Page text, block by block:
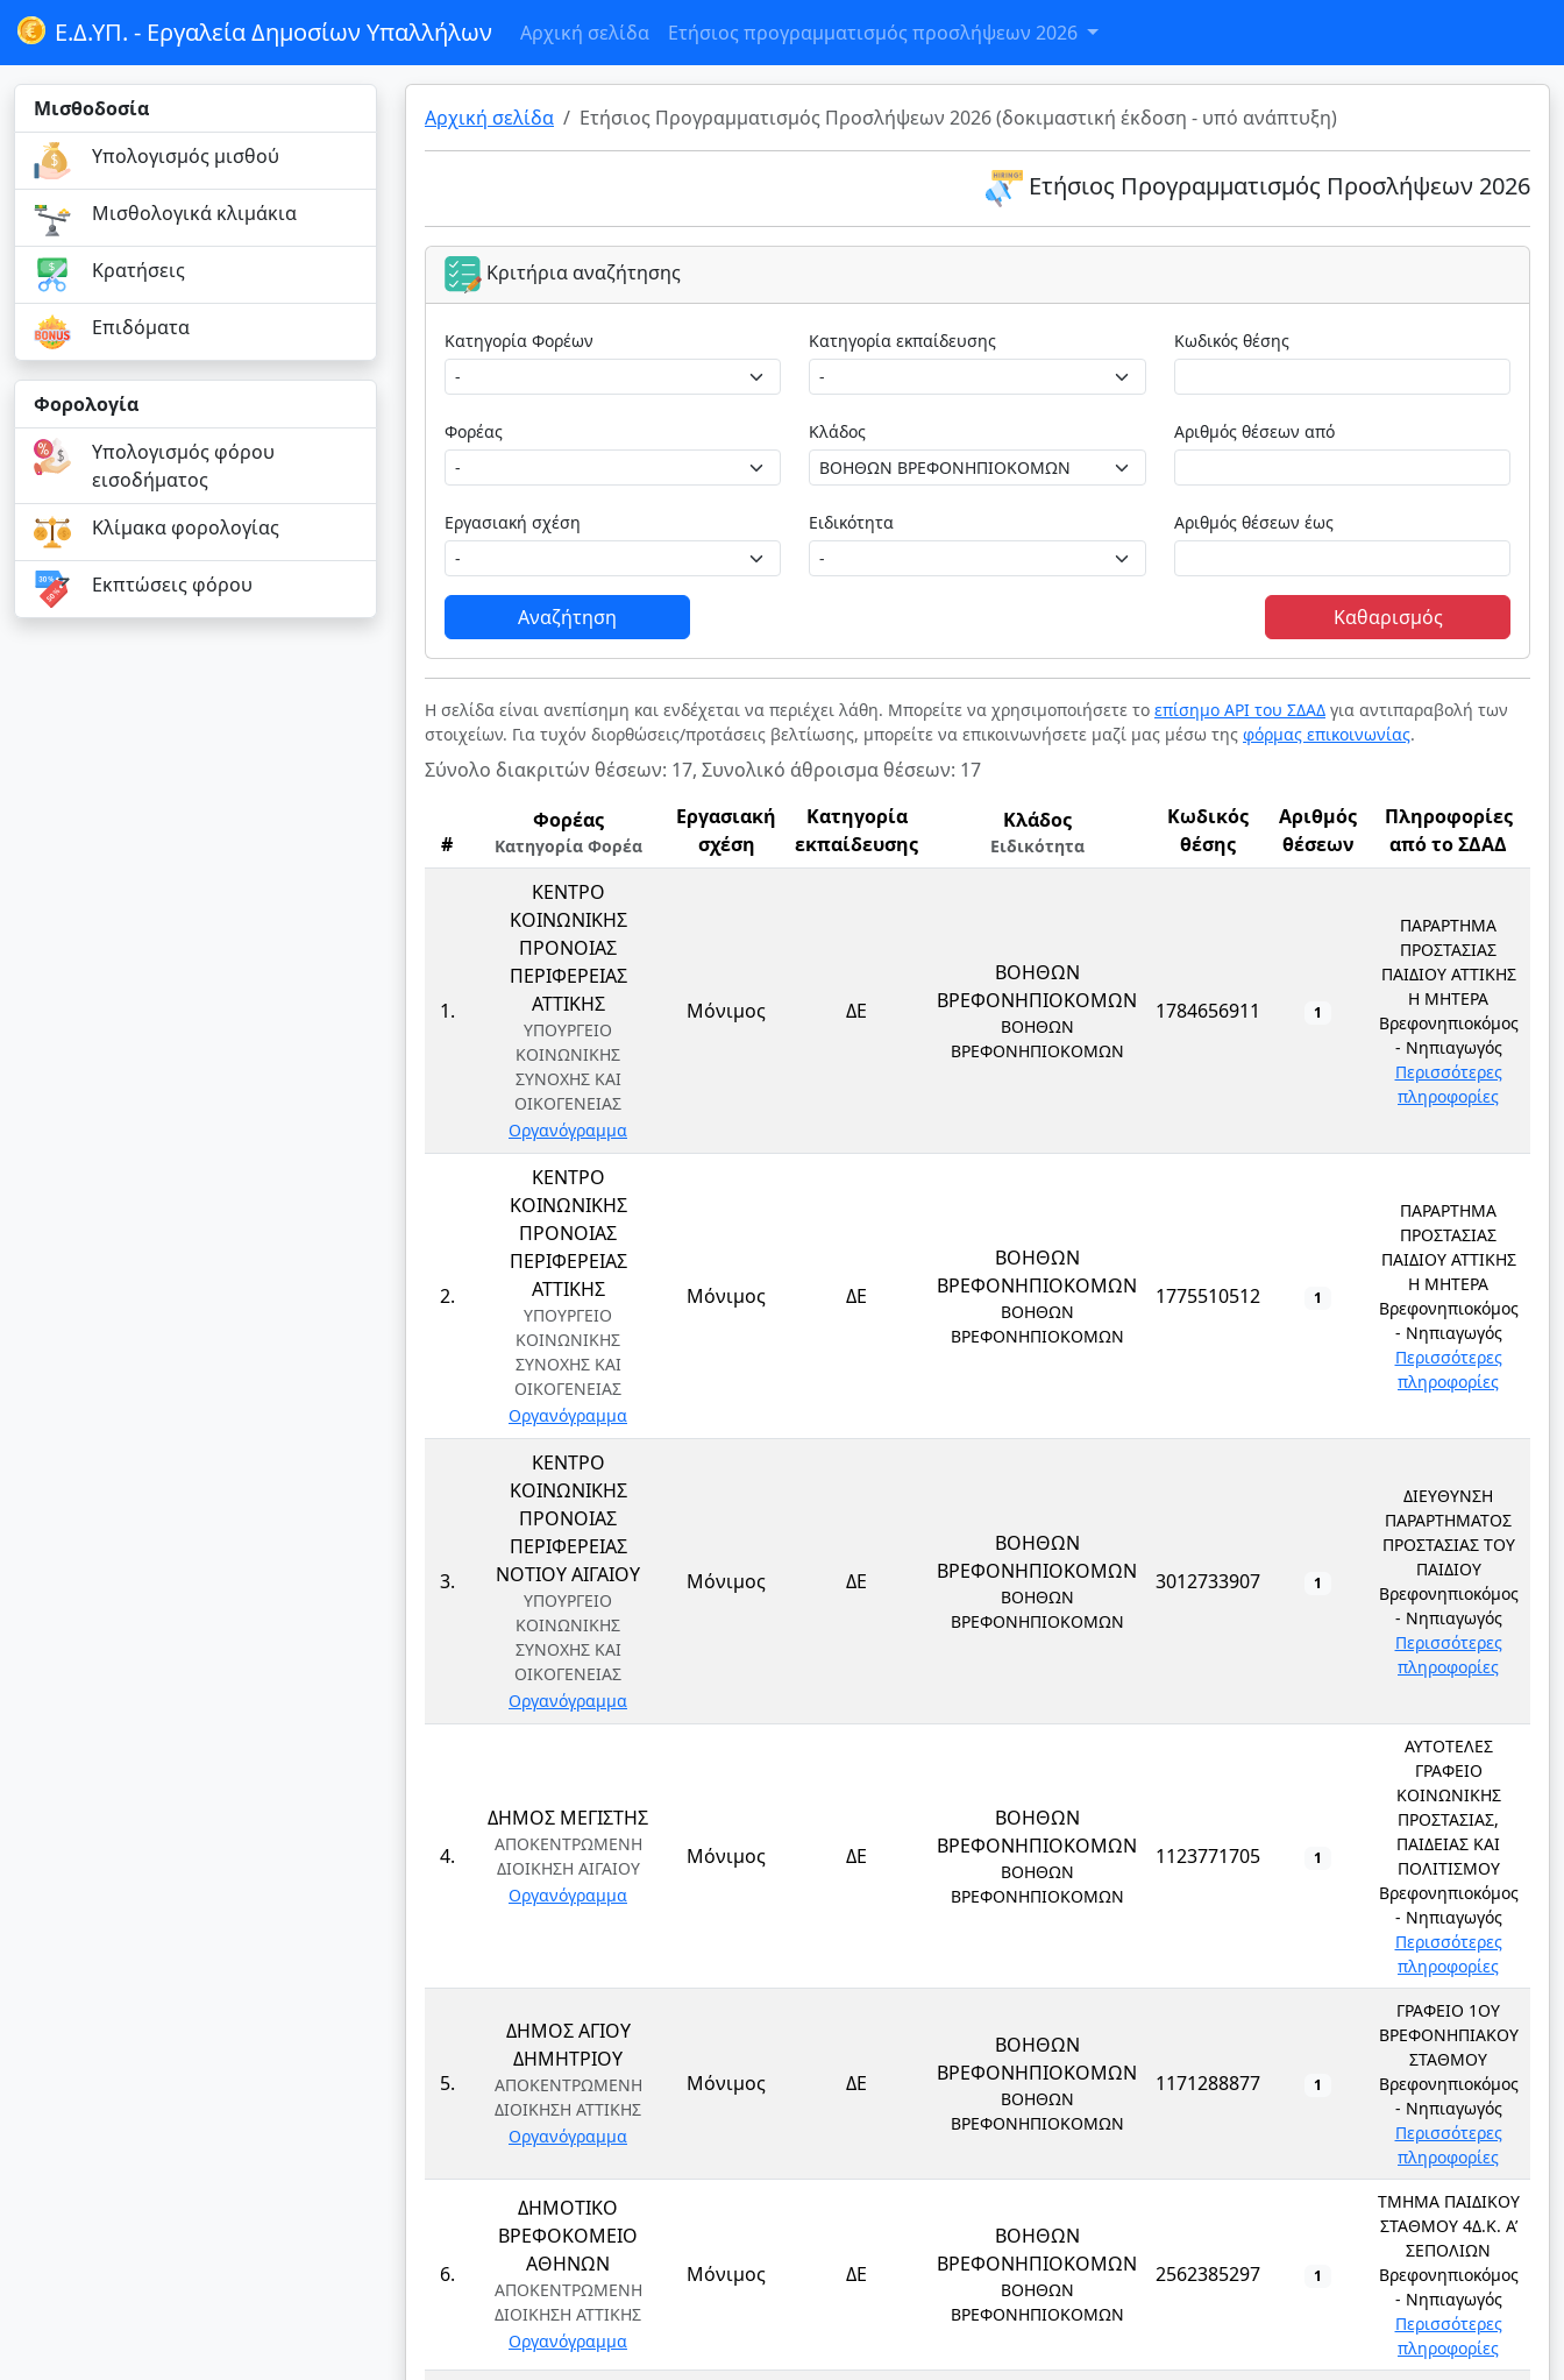
Ε.Δ.ΥΠ. - Εργαλεία Δημοσίων Υπαλλήλων Αρχική σελίδα Ετήσιος προγραμματισμός προσλήψεων 2026
Μισθοδοσία
Υπολογισμός μισθού
Μισθολογικά κλιμάκια
Κρατήσεις
Επιδόματα
Φορολογία
Υπολογισμός φόρου
εισοδήματος
Κλίμακα φορολογίας
Εκπτώσεις φόρου
Αρχική σελίδα Ετήσιος Προγραμματισμός Προσλήψεων 2026 (δοκιμαστική έκδοση - υπό ανάπτυξη)
Ετήσιος Προγραμματισμός Προσλήψεων 2026
Κριτήρια αναζήτησης
Κατηγορία Φορέων
Φορέας
Εργασιακή σχέση
Κατηγορία εκπαίδευσης
Κλάδος
Ειδικότητα
Κωδικός θέσης
Αριθμός θέσεων από
Αριθμός θέσεων έως
Αναζήτηση Καθαρισμός
Η σελίδα είναι ανεπίσημη και ενδέχεται να περιέχει λάθη. Μπορείτε να χρησιμοποιήσετε το επίσημο API του ΣΔΑΔ για αντιπαραβολή των
στοιχείων. Για τυχόν διορθώσεις/προτάσεις βελτίωσης, μπορείτε να επικοινωνήσετε μαζί μας μέσω της φόρμας επικοινωνίας.
Σύνολο διακριτών θέσεων: 17, Συνολικό άθροισμα θέσεων: 17
#
Φορέας
Κατηγορία Φορέα
Εργασιακή
σχέση
Κατηγορία
εκπαίδευσης
Κλάδος
Ειδικότητα
Κωδικός
θέσης
Αριθμός
θέσεων
Πληροφορίες
από το ΣΔΑΔ
1.
ΚΕΝΤΡΟ
ΚΟΙΝΩΝΙΚΗΣ
ΠΡΟΝΟΙΑΣ
ΠΕΡΙΦΕΡΕΙΑΣ
ΑΤΤΙΚΗΣ
ΥΠΟΥΡΓΕΙΟ
ΚΟΙΝΩΝΙΚΗΣ
ΣΥΝΟΧΗΣ ΚΑΙ
ΟΙΚΟΓΕΝΕΙΑΣ
Οργανόγραμμα
Μόνιμος ΔΕ
ΒΟΗΘΩΝ
ΒΡΕΦΟΝΗΠΙΟΚΟΜΩΝ
ΒΟΗΘΩΝ
ΒΡΕΦΟΝΗΠΙΟΚΟΜΩΝ
1784656911 1
ΠΑΡΑΡΤΗΜΑ
ΠΡΟΣΤΑΣΙΑΣ
ΠΑΙΔΙΟΥ ΑΤΤΙΚΗΣ
Η ΜΗΤΕΡΑ
Βρεφονηπιοκόμος
- Νηπιαγωγός
Περισσότερες
πληροφορίες
2.
ΚΕΝΤΡΟ
ΚΟΙΝΩΝΙΚΗΣ
ΠΡΟΝΟΙΑΣ
ΠΕΡΙΦΕΡΕΙΑΣ
ΑΤΤΙΚΗΣ
ΥΠΟΥΡΓΕΙΟ
ΚΟΙΝΩΝΙΚΗΣ
ΣΥΝΟΧΗΣ ΚΑΙ
ΟΙΚΟΓΕΝΕΙΑΣ
Οργανόγραμμα
Μόνιμος ΔΕ
ΒΟΗΘΩΝ
ΒΡΕΦΟΝΗΠΙΟΚΟΜΩΝ
ΒΟΗΘΩΝ
ΒΡΕΦΟΝΗΠΙΟΚΟΜΩΝ
1775510512 1
ΠΑΡΑΡΤΗΜΑ
ΠΡΟΣΤΑΣΙΑΣ
ΠΑΙΔΙΟΥ ΑΤΤΙΚΗΣ
Η ΜΗΤΕΡΑ
Βρεφονηπιοκόμος
- Νηπιαγωγός
Περισσότερες
πληροφορίες
3.
ΚΕΝΤΡΟ
ΚΟΙΝΩΝΙΚΗΣ
ΠΡΟΝΟΙΑΣ
ΠΕΡΙΦΕΡΕΙΑΣ
ΝΟΤΙΟΥ ΑΙΓΑΙΟΥ
ΥΠΟΥΡΓΕΙΟ
ΚΟΙΝΩΝΙΚΗΣ
ΣΥΝΟΧΗΣ ΚΑΙ
ΟΙΚΟΓΕΝΕΙΑΣ
Οργανόγραμμα
Μόνιμος ΔΕ
ΒΟΗΘΩΝ
ΒΡΕΦΟΝΗΠΙΟΚΟΜΩΝ
ΒΟΗΘΩΝ
ΒΡΕΦΟΝΗΠΙΟΚΟΜΩΝ
3012733907 1
ΔΙΕΥΘΥΝΣΗ
ΠΑΡΑΡΤΗΜΑΤΟΣ
ΠΡΟΣΤΑΣΙΑΣ ΤΟΥ
ΠΑΙΔΙΟΥ
Βρεφονηπιοκόμος
- Νηπιαγωγός
Περισσότερες
πληροφορίες
4.
ΔΗΜΟΣ ΜΕΓΙΣΤΗΣ
ΑΠΟΚΕΝΤΡΩΜΕΝΗ
ΔΙΟΙΚΗΣΗ ΑΙΓΑΙΟΥ
Οργανόγραμμα
Μόνιμος ΔΕ
ΒΟΗΘΩΝ
ΒΡΕΦΟΝΗΠΙΟΚΟΜΩΝ
ΒΟΗΘΩΝ
ΒΡΕΦΟΝΗΠΙΟΚΟΜΩΝ
1123771705 1
ΑΥΤΟΤΕΛΕΣ
ΓΡΑΦΕΙΟ
ΚΟΙΝΩΝΙΚΗΣ
ΠΡΟΣΤΑΣΙΑΣ,
ΠΑΙΔΕΙΑΣ ΚΑΙ
ΠΟΛΙΤΙΣΜΟΥ
Βρεφονηπιοκόμος
- Νηπιαγωγός
Περισσότερες
πληροφορίες
5.
ΔΗΜΟΣ ΑΓΙΟΥ
ΔΗΜΗΤΡΙΟΥ
ΑΠΟΚΕΝΤΡΩΜΕΝΗ
ΔΙΟΙΚΗΣΗ ΑΤΤΙΚΗΣ
Οργανόγραμμα
Μόνιμος ΔΕ
ΒΟΗΘΩΝ
ΒΡΕΦΟΝΗΠΙΟΚΟΜΩΝ
ΒΟΗΘΩΝ
ΒΡΕΦΟΝΗΠΙΟΚΟΜΩΝ
1171288877 1
ΓΡΑΦΕΙΟ 1ΟΥ
ΒΡΕΦΟΝΗΠΙΑΚΟΥ
ΣΤΑΘΜΟΥ
Βρεφονηπιοκόμος
- Νηπιαγωγός
Περισσότερες
πληροφορίες
6.
ΔΗΜΟΤΙΚΟ
ΒΡΕΦΟΚΟΜΕΙΟ
ΑΘΗΝΩΝ
ΑΠΟΚΕΝΤΡΩΜΕΝΗ
ΔΙΟΙΚΗΣΗ ΑΤΤΙΚΗΣ
Οργανόγραμμα
Μόνιμος ΔΕ
ΒΟΗΘΩΝ
ΒΡΕΦΟΝΗΠΙΟΚΟΜΩΝ
ΒΟΗΘΩΝ
ΒΡΕΦΟΝΗΠΙΟΚΟΜΩΝ
2562385297 1
ΤΜΗΜΑ ΠΑΙΔΙΚΟΥ
ΣΤΑΘΜΟΥ 4Δ.Κ. Α’
ΣΕΠΟΛΙΩΝ
Βρεφονηπιοκόμος
- Νηπιαγωγός
Περισσότερες
πληροφορίες